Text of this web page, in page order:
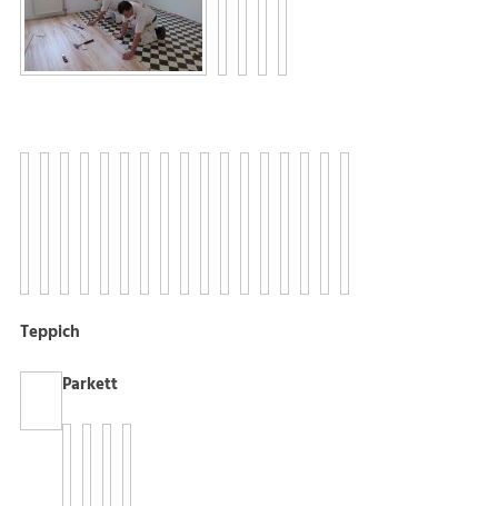
Teppich
Parkett